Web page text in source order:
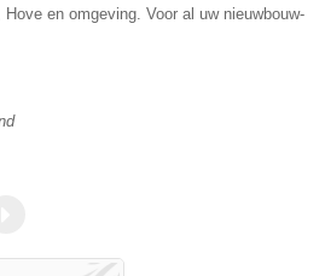
en omgeving. Voor al uw nieuwbouw-